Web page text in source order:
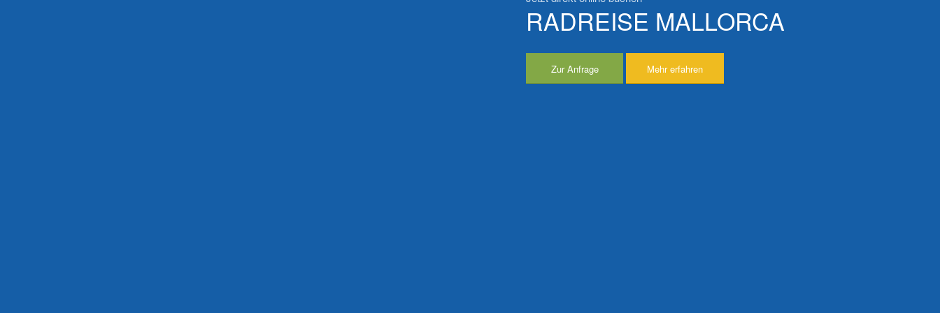
RADREISE MALLORCA
Zur Anfrage Mehr erfahren